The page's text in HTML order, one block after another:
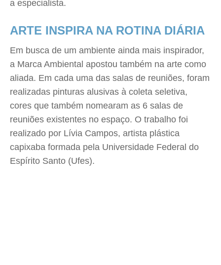
a especialista.
ARTE INSPIRA NA ROTINA DIÁRIA
Em busca de um ambiente ainda mais inspirador,
a Marca Ambiental apostou também na arte como
aliada. Em cada uma das salas de reuniões, foram
realizadas pinturas alusivas à coleta seletiva,
cores que também nomearam as 6 salas de
reuniões existentes no espaço. O trabalho foi
realizado por Lívia Campos, artista plástica
capixaba formada pela Universidade Federal do
Espírito Santo (Ufes).